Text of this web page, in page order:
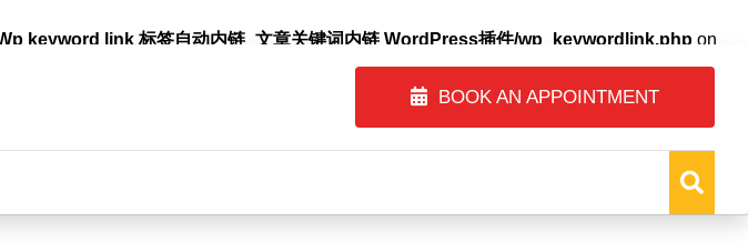
keyword link 标签自动内链_文章关键词内链 WordPress插件/wp_keywordlink.php on
BOOK AN APPOINTMENT